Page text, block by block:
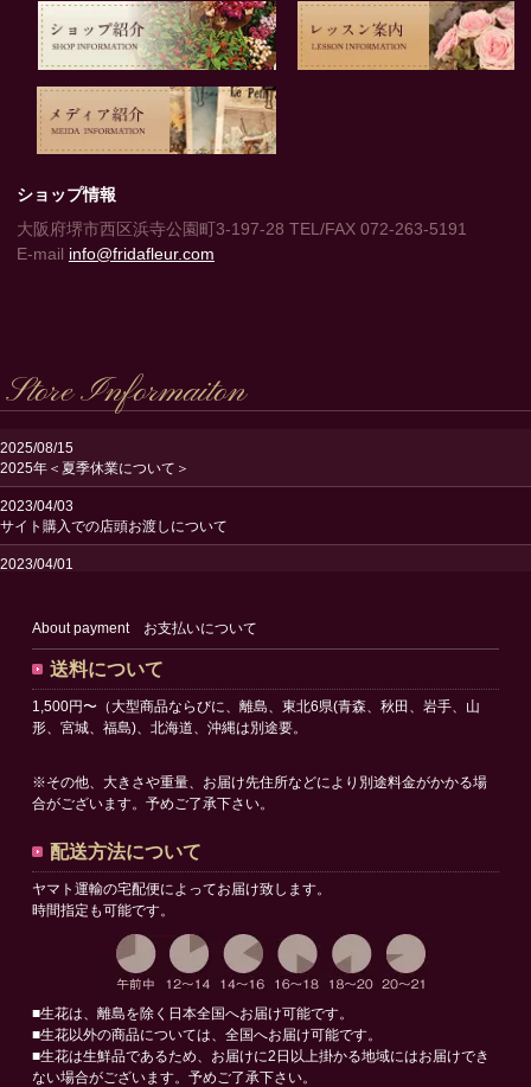
ショップ情報
大阪府堺市西区浜寺公園町3-197-28 TEL/FAX 072-263-5191
E-mail info@fridafleur.com
Store Informaiton
2025/08/15
2025年＜夏季休業について＞
2023/04/03
サイト購入での店頭お渡しについて
2023/04/01
2023/02/24
About payment お支払いについて
送料について
1,500円〜（大型商品ならびに、離島、東北6県(青森、秋田、岩手、山
形、宮城、福島)、北海道、沖縄は別途要。
※その他、大きさや重量、お届け先住所などにより別途料金がかかる場
合がございます。予めご了承下さい。
配送方法について
ヤマト運輸の宅配便によってお届け致します。
時間指定も可能です。
■生花は、離島を除く日本全国へお届け可能です。
■生花以外の商品については、全国へお届け可能です。
■生花は生鮮品であるため、お届けに2日以上掛かる地域にはお届けでき
ない場合がございます。予めご了承下さい。